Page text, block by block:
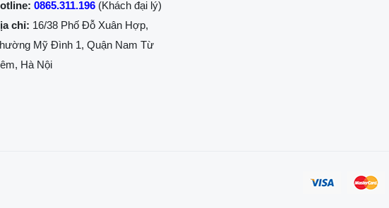
0865.311.196 (Khách đại lý)
chỉ: 16/38 Phố Đỗ Xuân Hợp,
Mỹ Đình 1, Quận Nam Từ
Hà Nội